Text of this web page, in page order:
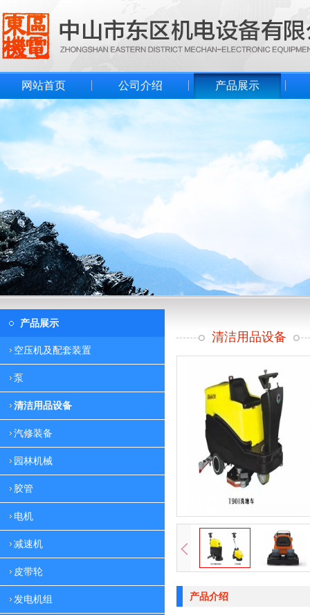
网站首页 公司介绍 产品展示
产品展示
空压机及配套装置
泵
清洁用品设备
汽修装备
园林机械
胶管
电机
减速机
皮带轮
发电机组
清洁用品设备
产品介绍